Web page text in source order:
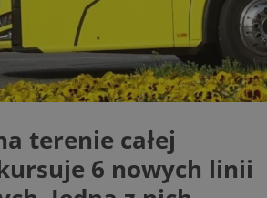
terenie całej
6 nowych linii